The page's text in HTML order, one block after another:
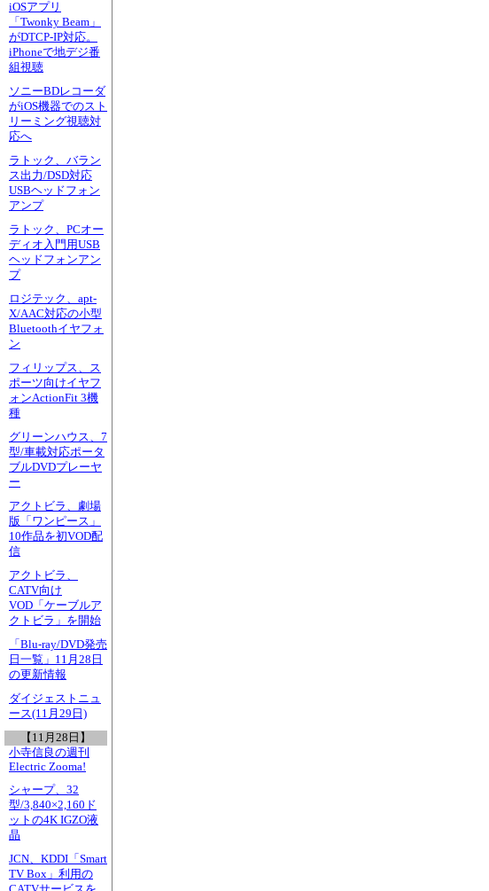
iOSアプリ
「Twonky Beam」
がDTCP-IP対応。
iPhoneで地デジ番
組視聴
ソニーBDレコーダ
がiOS機器でのスト
リーミング視聴対
応へ
ラトック、バラン
ス出力/DSD対応
USBヘッドフォン
アンプ
ラトック、PCオー
ディオ入門用USB
ヘッドフォンアン
プ
ロジテック、apt-
X/AAC対応の小型
Bluetoothイヤフォ
ン
フィリップス、ス
ポーツ向けイヤフ
ォンActionFit 3機
種
グリーンハウス、7
型/車載対応ポータ
ブルDVDプレーヤ
ー
アクトビラ、劇場
版「ワンピース」
10作品を初VOD配
信
アクトビラ、
CATV向け
VOD「ケーブルア
クトビラ」を開始
「Blu-ray/DVD発売
日一覧」11月28日
の更新情報
ダイジェストニュ
ース(11月29日)
【11月28日】
小寺信良の週刊
Electric Zooma!
シャープ、32
型/3,840×2,160ド
ットの4K IGZO液
晶
JCN、KDDI「Smart
TV Box」利用の